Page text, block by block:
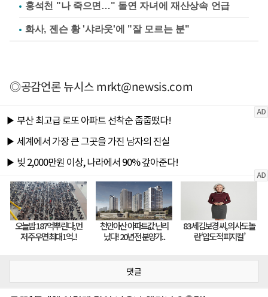
홍석천 "나 죽으면…" 돌연 자녀에 재산상속 언급
화사, 젠슨 황 '샤라웃'에 "잘 모르는 분"
◎공감언론 뉴시스mrkt@newsis.com
댓글